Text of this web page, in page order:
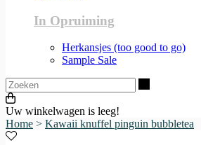
In Opruiming
Herkansjes (too good to go)
Sample Sale
Uw winkelwagen is leeg!
Home > Kawaii knuffel pinguin bubbletea